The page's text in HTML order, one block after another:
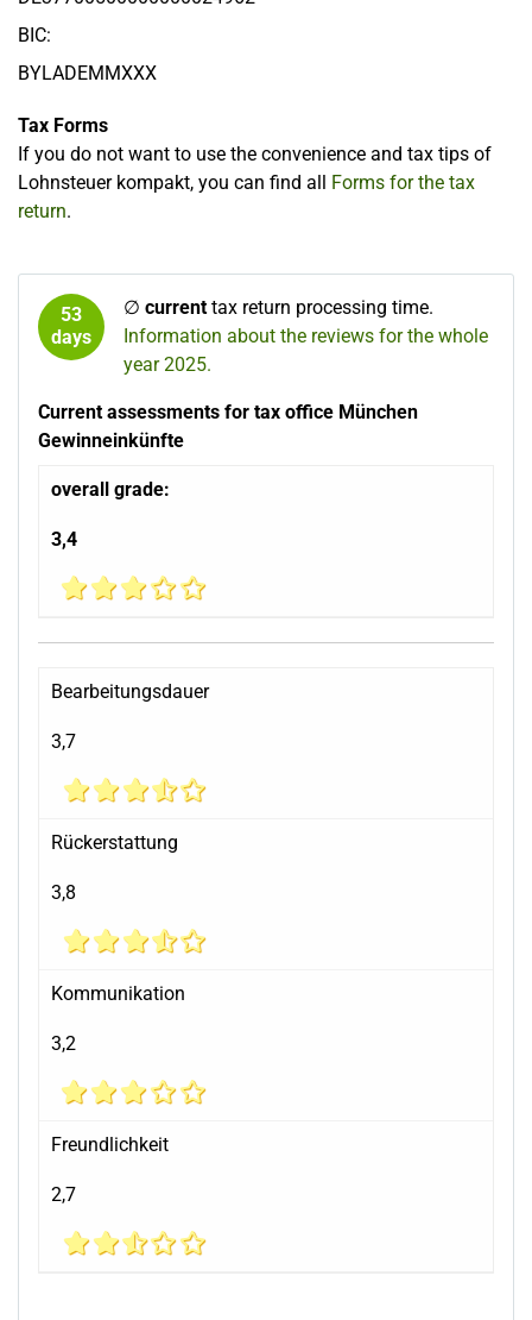
BIC:
BYLADEMMXXX
Tax Forms
If you do not want to use the convenience and tax tips of
Lohnsteuer kompakt, you can find all
Forms for the tax
return.
53
days
∅ currenttax return processing time.
Information about the reviews for the whole
year 2025.
Current assessments for tax office München
Gewinneinkünfte
overall grade:
3,4
Bearbeitungsdauer
3,7
Rückerstattung
3,8
Kommunikation
3,2
Freundlichkeit
2,7